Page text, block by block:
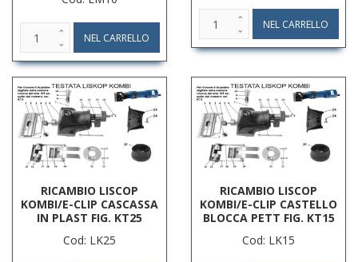
RICAMBIO LISCOP
KOMBI/E-CLIP CASCASSA
IN PLAST FIG. KT25
Cod: LK25
RICAMBIO LISCOP
KOMBI/E-CLIP CASTELLO
BLOCCA PETT FIG. KT15
Cod: LK15